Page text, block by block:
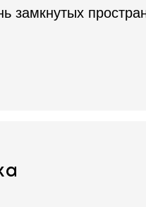
замкнутых